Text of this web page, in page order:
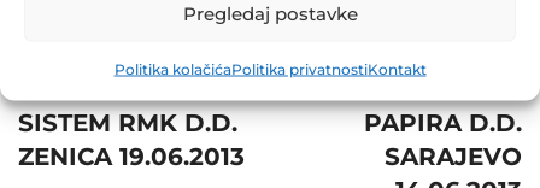
Pregledaj postavke
Politika kolačićaPolitika privatnostiKontakt
SISTEM RMK D.D.
ZENICA 19.06.2013
PAPIRA D.D.
SARAJEVO